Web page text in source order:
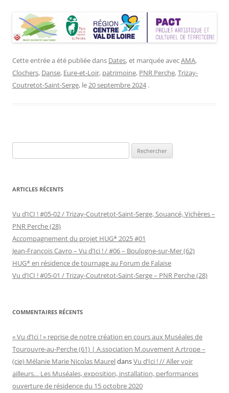
Cette entrée a été publiée dans Dates, et marquée avecAMA,
Clochers, Danse, Eure-et-Loir, patrimoine, PNR Perche,Trizay-
Coutretot-Saint-Serge, le20 septembre 2024 .
ARTICLES RÉCENTS
Vu d’ICI ! #05-02 / Trizay-Coutretot-Saint-Serge, Souancé, Vichères –
PNR Perche (28)
Accompagnement du projet HUG* 2025 #01
Jean-François Cavro – Vu d’Ici ! / #06 – Boulogne-sur-Mer (62)
HUG* en résidence de tournage au Forum de Falaise
Vu d’ICI ! #05-01 / Trizay-Coutretot-Saint-Serge – PNR Perche (28)
COMMENTAIRES RÉCENTS
« Vu d’Ici ! » reprise de notre création en cours aux Muséales de
Tourouvre-au-Perche (61) | A.ssociation M.ouvement A.rtrope –
(cie) Mélanie Marie Nicolas MaureldansVu d’Ici ! // Aller voir
ailleurs… Les Muséales, exposition, installation, performances
ouverture de résidence du 15 octobre 2020